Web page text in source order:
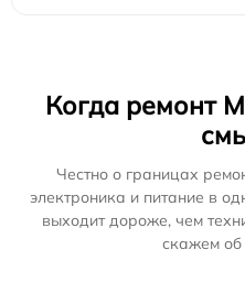
Когда ремонт
Честно о границах
электроника и питание в
выходит дороже, чем
скажем об